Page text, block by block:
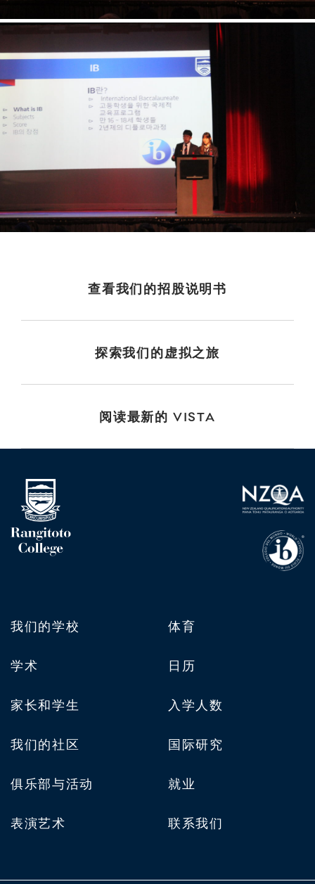
查看我们的招股说明书
探索我们的虚拟之旅
阅读最新的 VISTA
我们的学校
学术
家长和学生
我们的社区
俱乐部与活动
表演艺术
体育
日历
入学人数
国际研究
就业
联系我们